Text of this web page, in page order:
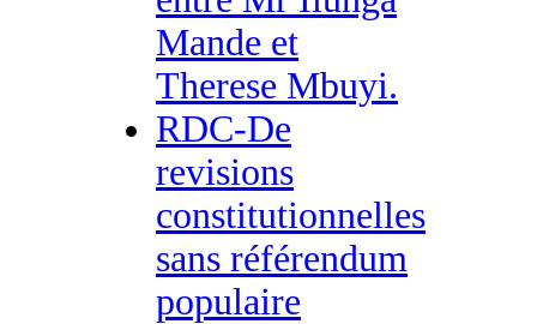
Mande et
Therese Mbuyi.
RDC-De
revisions
constitutionnelles
sans référendum
populaire